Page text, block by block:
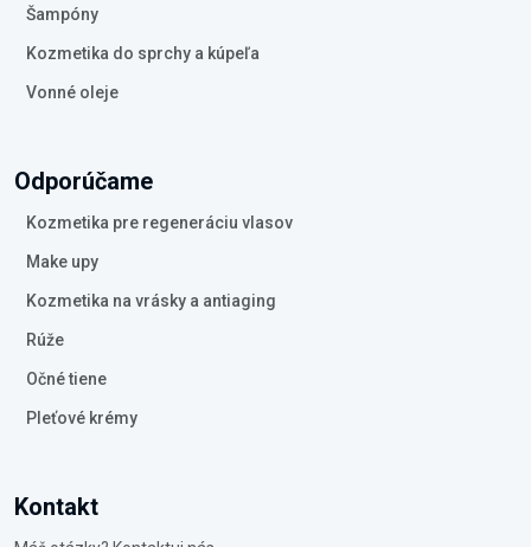
Šampóny
Kozmetika do sprchy a kúpeľa
Vonné oleje
Odporúčame
Kozmetika pre regeneráciu vlasov
Make upy
Kozmetika na vrásky a antiaging
Rúže
Očné tiene
Pleťové krémy
Kontakt